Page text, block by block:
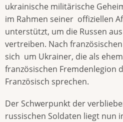
ukrainische militärische
im Rahmen seiner offiziellen
unterstützt, um die Russen
vertreiben. Nach
sich um Ukrainer, die als
französischen Fremdenlegion
Französisch sprechen.
Der Schwerpunkt der
russischen Soldaten liegt nun